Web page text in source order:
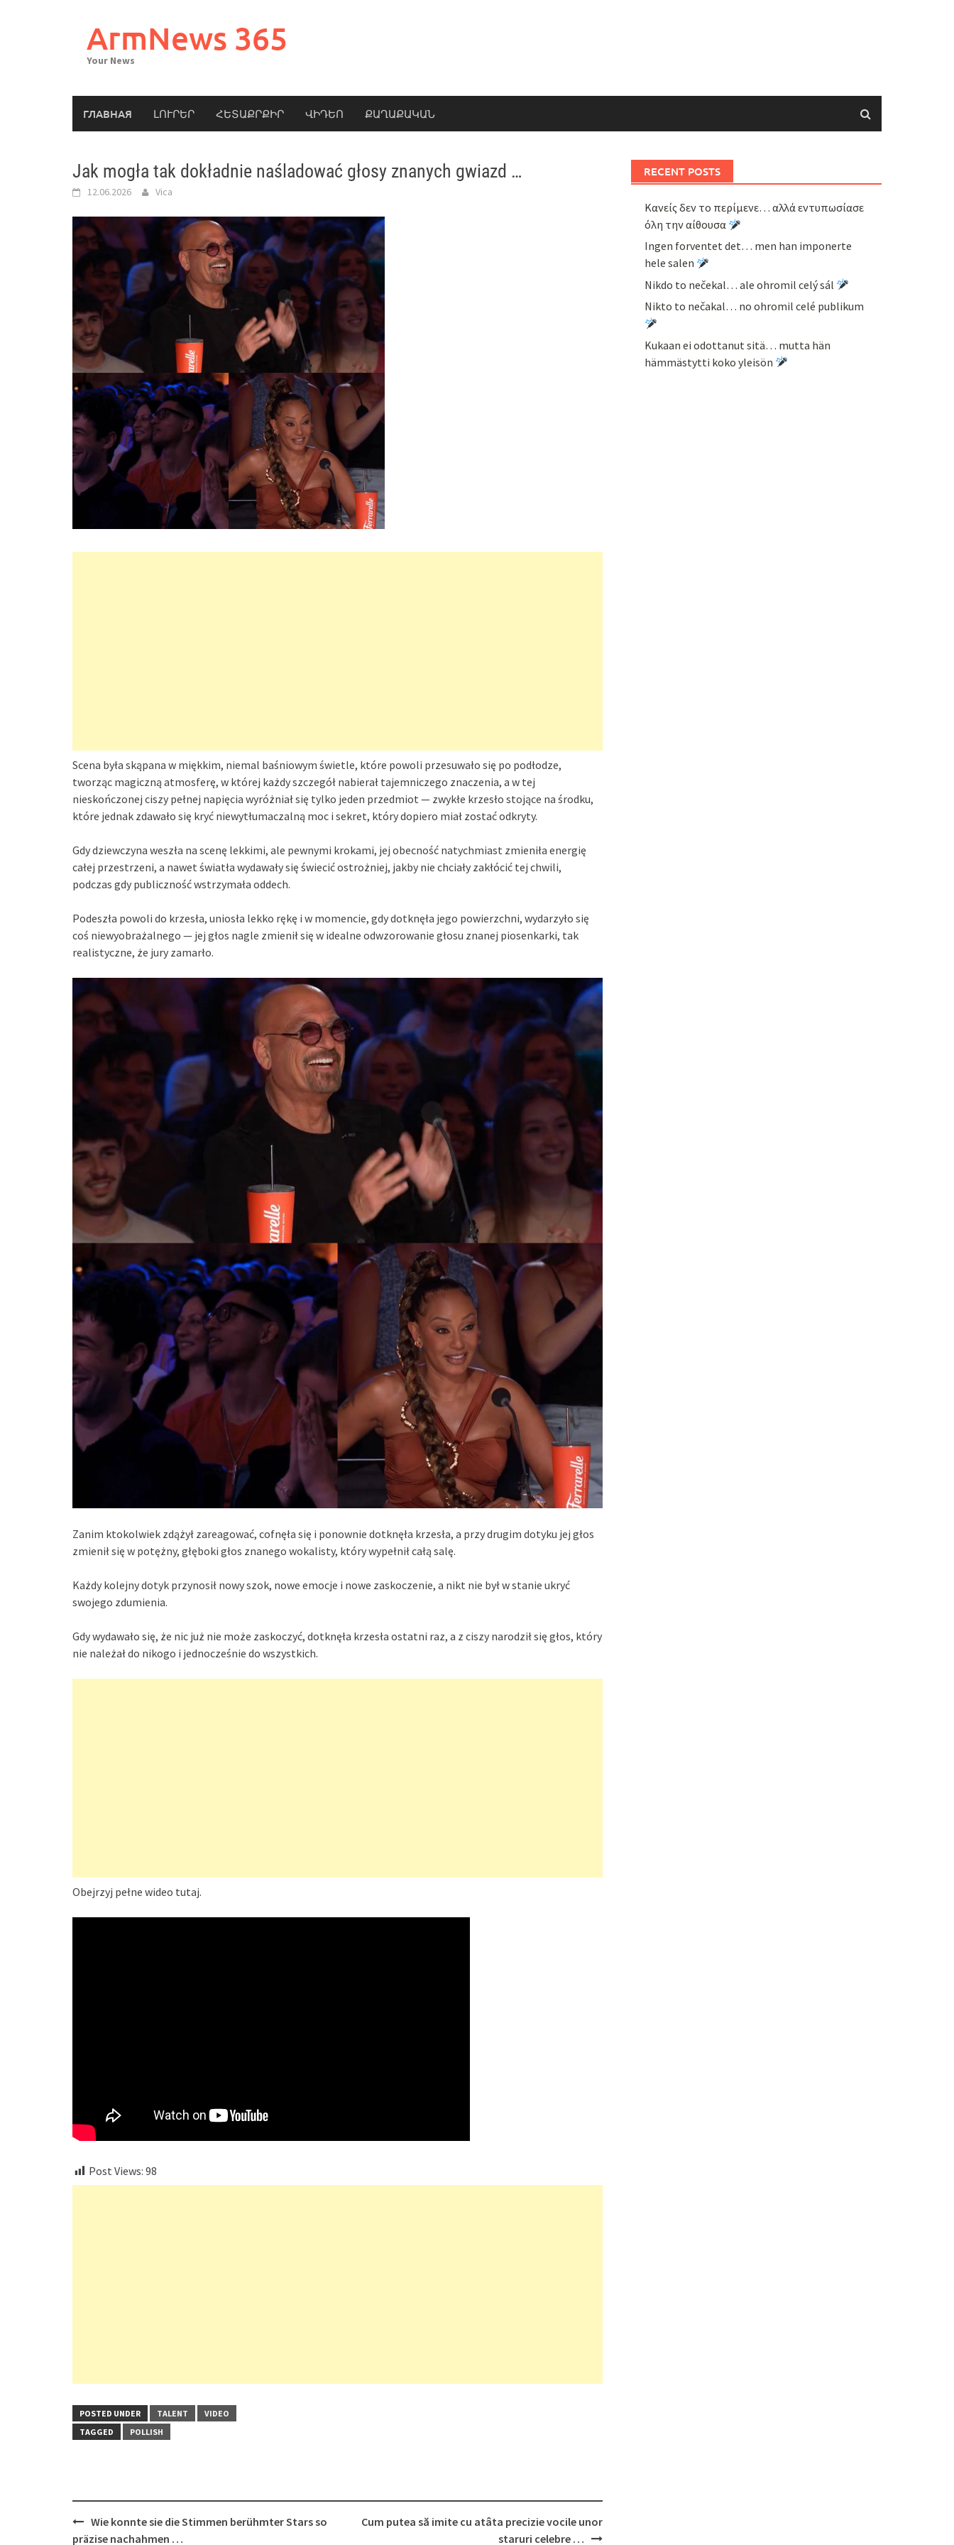
ArmNews 365
Your News
ГЛАВНАЯ ԼՈՒՐԵՐ ՀԵՏԱՔՐՔԻՐ ՎԻԴԵՈ ՔԱՂԱՔԱԿԱՆ
Jak mogła tak dokładnie naśladować głosy znanych gwiazd …
12.06.2026 Vica
Scena była skąpana w miękkim, niemal baśniowym świetle, które powoli przesuwało się po podłodze,
tworząc magiczną atmosferę, w której każdy szczegół nabierał tajemniczego znaczenia, a w tej
nieskończonej ciszy pełnej napięcia wyróżniał się tylko jeden przedmiot — zwykłe krzesło stojące na środku,
które jednak zdawało się kryć niewytłumaczalną moc i sekret, który dopiero miał zostać odkryty.
Gdy dziewczyna weszła na scenę lekkimi, ale pewnymi krokami, jej obecność natychmiast zmieniła energię
całej przestrzeni, a nawet światła wydawały się świecić ostrożniej, jakby nie chciały zakłócić tej chwili,
podczas gdy publiczność wstrzymała oddech.
Podeszła powoli do krzesła, uniosła lekko rękę i w momencie, gdy dotknęła jego powierzchni, wydarzyło się
coś niewyobrażalnego — jej głos nagle zmienił się w idealne odwzorowanie głosu znanej piosenkarki, tak
realistyczne, że jury zamarło.
Zanim ktokolwiek zdążył zareagować, cofnęła się i ponownie dotknęła krzesła, a przy drugim dotyku jej głos
zmienił się w potężny, głęboki głos znanego wokalisty, który wypełnił całą salę.
Każdy kolejny dotyk przynosił nowy szok, nowe emocje i nowe zaskoczenie, a nikt nie był w stanie ukryć
swojego zdumienia.
Gdy wydawało się, że nic już nie może zaskoczyć, dotknęła krzesła ostatni raz, a z ciszy narodził się głos, który
nie należał do nikogo i jednocześnie do wszystkich.
Obejrzyj pełne wideo tutaj.
Post Views: 98
POSTED UNDER TALENT
VIDEO
TAGGED
POLLISH
Post
navigation
Wie konnte sie die Stimmen berühmter Stars so
präzise nachahmen …
Cum putea să imite cu atâta precizie vocile unor
staruri celebre …
RECENT POSTS
Κανείς δεν το περίμενε… αλλά εντυπωσίασε
όλη την αίθουσα
Ingen forventet det… men han imponerte
hele salen
Nikdo to nečekal… ale ohromil celý sál
Nikto to nečakal… no ohromil celé publikum
Kukaan ei odottanut sitä… mutta hän
hämmästytti koko yleisön